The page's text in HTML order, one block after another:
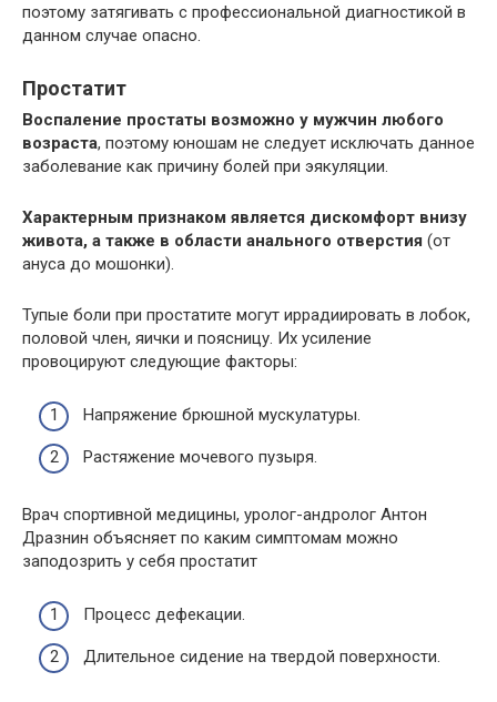
поэтому затягивать с профессиональной диагностикой в
данном случае опасно.
Простатит
Воспаление простаты возможно у мужчин любого
возраста, поэтому юношам не следует исключать данное
заболевание как причину болей при эякуляции.
Характерным признаком является дискомфорт внизу
живота, а также в области анального отверстия (от
ануса до мошонки).
Тупые боли при простатите могут иррадиировать в лобок,
половой член, яички и поясницу. Их усиление
провоцируют следующие факторы:
Напряжение брюшной мускулатуры.
Растяжение мочевого пузыря.
Врач спортивной медицины, уролог-андролог Антон
Дразнин объясняет по каким симптомам можно
заподозрить у себя простатит
Процесс дефекации.
Длительное сидение на твердой поверхности.